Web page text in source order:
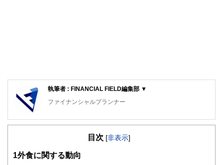
執筆者 : FINANCIAL FIELD編集部 ▼
ファイナンシャルプランナー
FinancialField編集部は、金融、経済に関する記事を、日々
知識がない方でも理解できるようわかりやすく発信していま
目次 [非表示]
1 外食に関する動向